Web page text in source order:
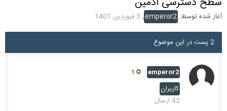
آغاز شده توسط: emperor2
, 3 فروردین 1401
2 پست در این موضوع
emperor2
کاربران
42 ارسال